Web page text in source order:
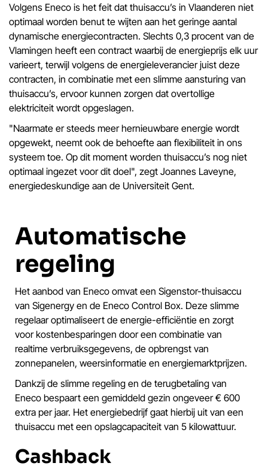
Volgens Eneco is het feit dat thuisaccu’s in Vlaanderen niet
optimaal worden benut te wijten aan het geringe aantal
dynamische energiecontracten. Slechts 0,3 procent van de
Vlamingen heeft een contract waarbij de energieprijs elk uur
varieert, terwijl volgens de energieleverancier juist deze
contracten, in combinatie met een slimme aansturing van
thuisaccu’s, ervoor kunnen zorgen dat overtollige
elektriciteit wordt opgeslagen.
"Naarmate er steeds meer hernieuwbare energie wordt
opgewekt, neemt ook de behoefte aan flexibiliteit in ons
systeem toe. Op dit moment worden thuisaccu’s nog niet
optimaal ingezet voor dit doel", zegt Joannes Laveyne,
energiedeskundige aan de Universiteit Gent.
Automatische
regeling
Het aanbod van Eneco omvat een Sigenstor-thuisaccu
van Sigenergy en de Eneco Control Box. Deze slimme
regelaar optimaliseert de energie-efficiëntie en zorgt
voor kostenbesparingen door een combinatie van
realtime verbruiksgegevens, de opbrengst van
zonnepanelen, weersinformatie en energiemarktprijzen.
Dankzij de slimme regeling en de terugbetaling van
Eneco bespaart een gemiddeld gezin ongeveer € 600
extra per jaar. Het energiebedrijf gaat hierbij uit van een
thuisaccu met een opslagcapaciteit van 5 kilowattuur.
Cashback